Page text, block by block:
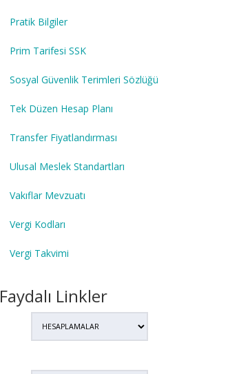
Pratik Bilgiler
Prim Tarifesi SSK
Sosyal Güvenlik Terimleri Sözlüğü
Tek Düzen Hesap Planı
Transfer Fiyatlandırması
Ulusal Meslek Standartları
Vakıflar Mevzuatı
Vergi Kodları
Vergi Takvimi
Faydalı Linkler